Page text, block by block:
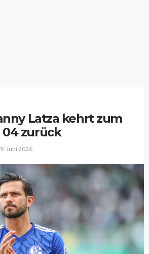
Latza kehrt zum
04 zurück
Juni 2026